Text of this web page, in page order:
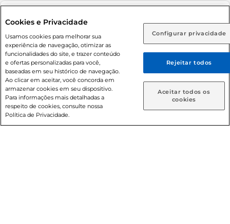
Rio de Janeiro (RJ) Goiás (GO)
Ou
Caso queira comprar online, informe como deseja receber
suas compras:
Entrega em casa Retire em Loja
Adolescente). Preços e condições exclusivos para o
prévio. O valor mínimo para as compras on-line é de R$
80,00.
© 2026 Copyright. Todos os direitos
reservados Prezunic.
Cookies e Privacidade
Usamos cookies para melhorar sua
experiência de navegação, otimizar as
funcionalidades do site, e trazer conteúdo
e ofertas personalizadas para você,
baseadas em seu histórico de navegação.
Ao clicar em aceitar, você concorda em
armazenar cookies em seu dispositivo.
Para informações mais detalhadas a
respeito de cookies, consulte nossa
Política de Privacidade.
Configurar privacidade
Rejeitar todos
Aceitar todos os
cookies